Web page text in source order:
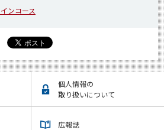
ンコース
個人情報の
取り扱いについて
広報誌